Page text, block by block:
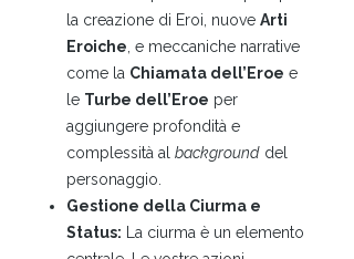
la creazione di Eroi, nuove Arti
Eroiche , e meccaniche narrative
come la Chiamata dell’Eroe e
le Turbe dell’Eroe per
aggiungere profondità e
complessità al background del
personaggio.
Gestione della Ciurma e
Status: La ciurma è un elemento